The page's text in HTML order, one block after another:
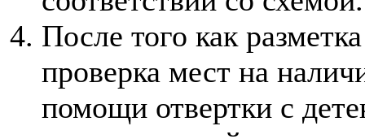
После того как
проверка мест на
помощи отвертки с